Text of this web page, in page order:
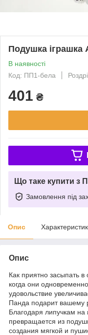
Подушка іграшка
В наявності
Код: ПП1-бела
401 ₴
Що таке купити з
Замовлення під
Опис
Опис
Как приятно засыпать
когда они
удовольствие
Панда подарит вашему
Благодаря липучкам
превращается из
создания мягкой и